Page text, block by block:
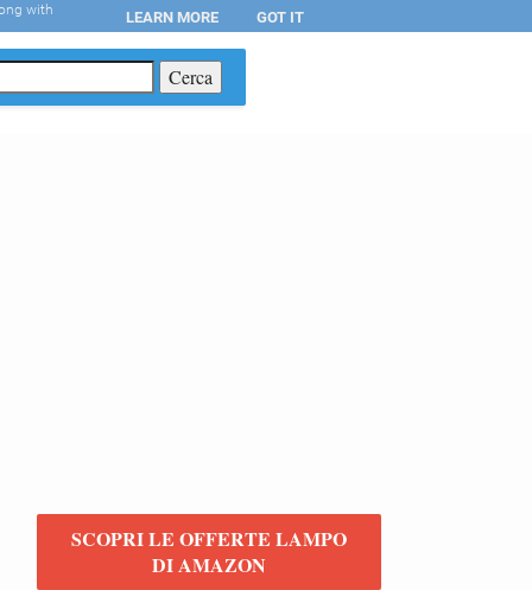
SCOPRI LE OFFERTE LAMPO
DI AMAZON
with LEARN MORE GOT IT